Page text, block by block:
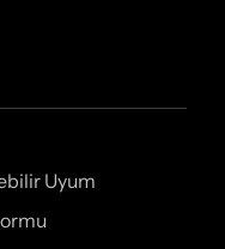
Uyum